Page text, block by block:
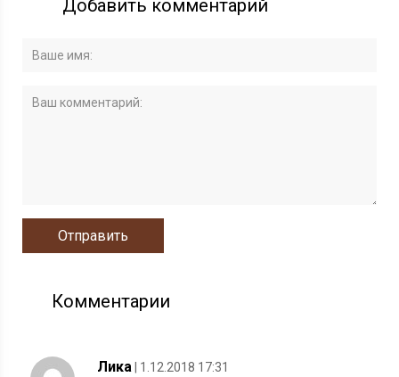
Добавить комментарий
Комментарии
Лика | 1.12.2018 17:31